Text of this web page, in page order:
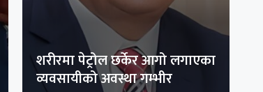
शरीरमा पेट्रोल छर्केर आगो लगाएका
व्यवसायीको अवस्था गम्भीर